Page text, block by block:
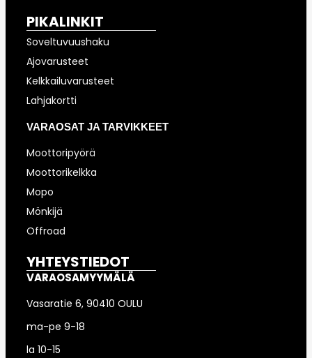
PIKALINKIT
Soveltuvuushaku
Ajovarusteet
Kelkkailuvarusteet
Lahjakortti
VARAOSAT JA TARVIKKEET
Moottoripyörä
Moottorikelkka
Mopo
Mönkijä
Offroad
YHTEYSTIEDOT
VARAOSAMYYMÄLÄ
Vasaratie 6, 90410 OULU
ma-pe 9-18
la 10-15